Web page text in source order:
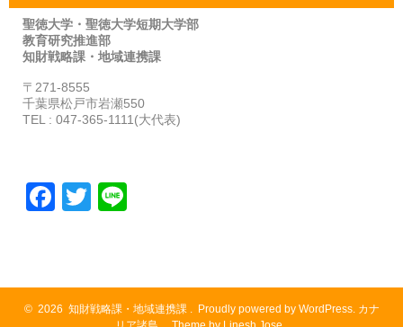
聖徳大学・聖徳大学短期大学部
教育研究推進部
知財戦略課・地域連携課
〒271-8555
千葉県松戸市岩瀬550
TEL : 047-365-1111(大代表)
F
e
b
T
er
© 2026 知財戦略課・地域連携課 Proudly powered by WordPress. カナ